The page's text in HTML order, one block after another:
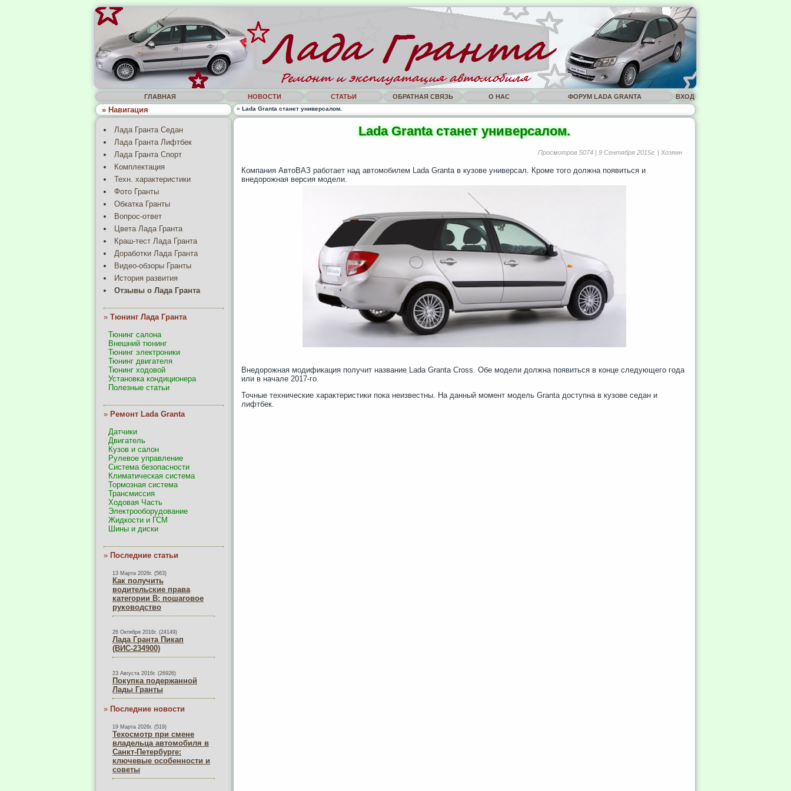
ГЛАВНАЯ НОВОСТИ СТАТЬИ ОБРАТНАЯ СВЯЗЬ О НАС ФОРУМ LADA GRANTA ВХОД
» Навигация » Lada Granta станет универсалом.
Лада Гранта Седан
Лада Гранта Лифтбек
Лада Гранта Спорт
Комплектация
Техн. характеристики
Фото Гранты
Обкатка Гранты
Вопрос-ответ
Цвета Лада Гранта
Краш-тест Лада Гранта
Доработки Лада Гранта
Видео-обзоры Гранты
История развития
Отзывы о Лада Гранта
» Тюнинг Лада Гранта
Тюнинг салона
Внешний тюнинг
Тюнинг электроники
Тюнинг двигателя
Тюнинг ходовой
Установка кондиционера
Полезные статьи
» Ремонт Lada Granta
Датчики
Двигатель
Кузов и салон
Рулевое управление
Система безопасности
Климатическая система
Тормозная система
Трансмиссия
Ходовая Часть
Электрооборудование
Жидкости и ГСМ
Шины и диски
» Последние статьи
13 Марта 2026г. (563)
Как получить
водительские права
категории B: пошаговое
руководство
26 Октября 2016г. (24149)
Лада Гранта Пикап
(ВИС-234900)
23 Августа 2016г. (26926)
Покупка подержанной
Лады Гранты
» Последние новости
19 Марта 2026г. (519)
Техосмотр при смене
владельца автомобиля в
Санкт-Петербурге:
ключевые особенности и
советы
Lada Granta станет универсалом.
Просмотров 5074 | 9 Сентября 2015г. | Хозяин
Компания АвтоВАЗ работает над автомобилем Lada Granta в кузове универсал. Кроме того должна появиться и
внедорожная версия модели.
Внедорожная модификация получит название Lada Granta Cross. Обе модели должна появиться в конце следующего года
или в начале 2017-го.
Точные технические характеристики пока неизвестны. На данный момент модель Granta доступна в кузове седан и
лифтбек.